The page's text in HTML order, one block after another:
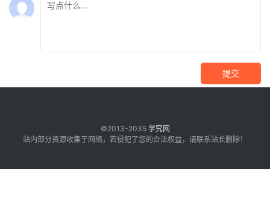
提交
©2013-2035 学究网
站内部分资源收集于网络，若侵犯了您的合法权益，请联系站长删除！